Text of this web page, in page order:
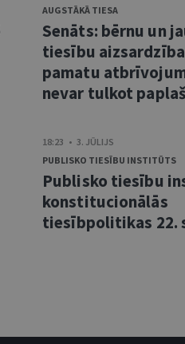
AUGSTĀKĀ TIESA
Senāts: bērnu un
tiesību
pamatu
nevar tulkot
18:23 • 3. JŪLIJS
PUBLISKO TIESĪBU INSTITŪTS
Publisko tiesību
konstitucionālās
tiesībpolitikas 22.